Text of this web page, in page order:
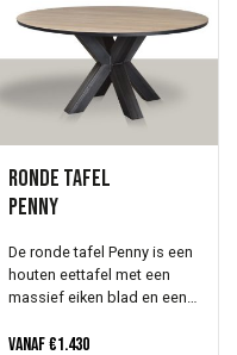
Ronde tafel
Penny
De ronde tafel Penny is een
houten eettafel met een
massief eiken blad en een
Je kan kiezen uit drie dikten
Vanaf€1.430